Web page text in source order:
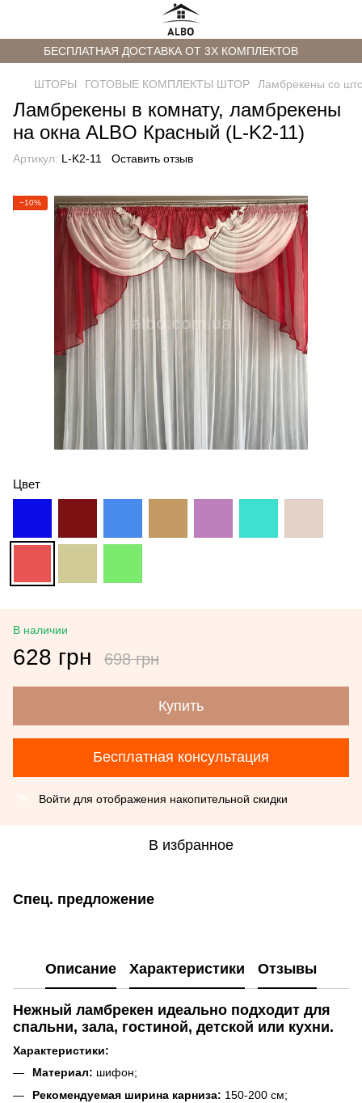
БЕСПЛАТНАЯ ДОСТАВКА ОТ 3Х КОМПЛЕКТОВ
ШТОРЫ ГОТОВЫЕ КОМПЛЕКТЫ ШТОР Ламбрекены со
Ламбрекены в комнату, ламбрекены
на окна ALBO Красный (L-K2-11)
Артикул: L-K2-11 Оставить отзыв
−10%
Цвет
В наличии
628 грн 698 грн
Купить
Бесплатная консультация
Войти для отображения накопительной скидки
В избранное
Спец. предложение
Описание Характеристики Отзывы
Нежный ламбрекен идеально подходит для
спальни, зала, гостиной, детской или кухни.
Характеристики:
Материал: шифон;
Рекомендуемая ширина карниза: 150-200 см;